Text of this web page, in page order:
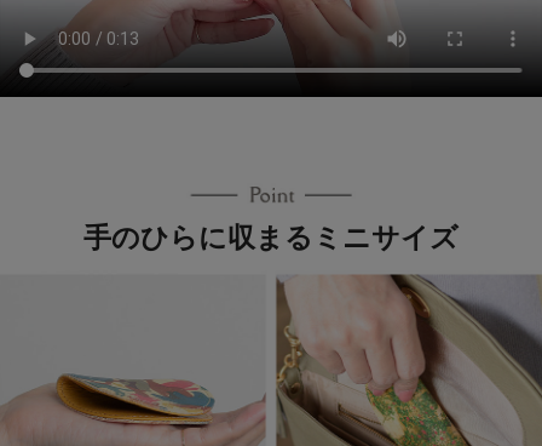
手のひらに収まるミニサイズ